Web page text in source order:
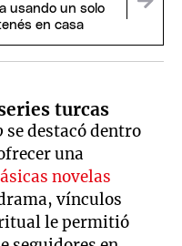
usando un solo
en casa
turcas
se destacó dentro
una
novelas
vínculos
le permitió